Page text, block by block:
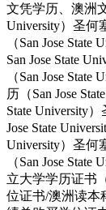
文凭学历、澳洲
University）圣何
（San Jose
San Jose State
（San Jose
历（San Jose
State University
Jose State
University）圣何
（San Jose
立大学学历证书
位证书/澳洲读本